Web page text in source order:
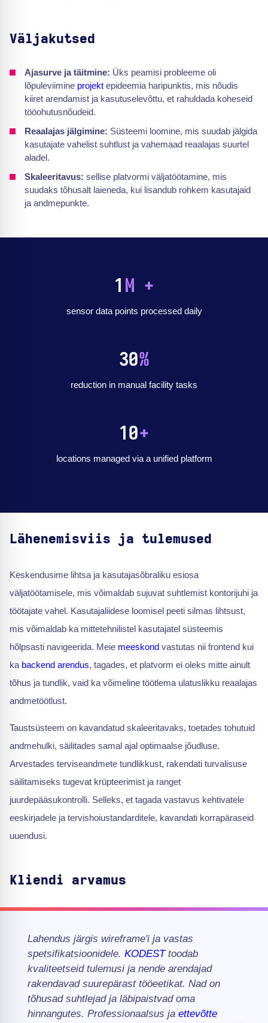
Väljakutsed
Ajasurve ja täitmine: Üks peamisi probleeme oli
lõpuleviimine projekt epideemia haripunktis, mis nõudis
kiiret arendamist ja kasutuselevõttu, et rahuldada koheseid
tööohutusnõudeid.
Reaalajas jälgimine: Süsteemi loomine, mis suudab jälgida
kasutajate vahelist suhtlust ja vahemaad reaalajas suurtel
aladel.
Skaleeritavus: sellise platvormi väljatöötamine, mis
suudaks tõhusalt laieneda, kui lisandub rohkem kasutajaid
ja andmepunkte.
1 M +
sensor data points processed daily
30%
reduction in manual facility tasks
10+
locations managed via a unified platform
Lähenemisviis ja tulemused
Keskendusime lihtsa ja kasutajasõbraliku esiosa
väljatöötamisele, mis võimaldab sujuvat suhtlemist kontorijuhi ja
töötajate vahel. Kasutajaliidese loomisel peeti silmas lihtsust,
mis võimaldab ka mittetehnilistel kasutajatel süsteemis
hõlpsasti navigeerida. Meie meeskond vastutas nii frontend kui
ka backend arendus, tagades, et platvorm ei oleks mitte ainult
tõhus ja tundlik, vaid ka võimeline töötlema ulatuslikku reaalajas
andmetöötlust.
Taustsüsteem on kavandatud skaleeritavaks, toetades tohutuid
andmehulki, säilitades samal ajal optimaalse jõudluse.
Arvestades terviseandmete tundlikkust, rakendati turvalisuse
säilitamiseks tugevat krüpteerimist ja ranget
juurdepääsukontrolli. Selleks, et tagada vastavus kehtivatele
eeskirjadele ja tervishoiustandarditele, kavandati korrapäraseid
uuendusi.
Kliendi arvamus
Lahendus järgis wireframe'i ja vastas
spetsifikatsioonidele. KODESTtoodab
kvaliteetseid tulemusi ja nende arendajad
rakendavad suurepärast tööeetikat. Nad on
tõhusad suhtlejad ja läbipaistvad oma
hinnangutes. Professionaalsus ja ettevõtte